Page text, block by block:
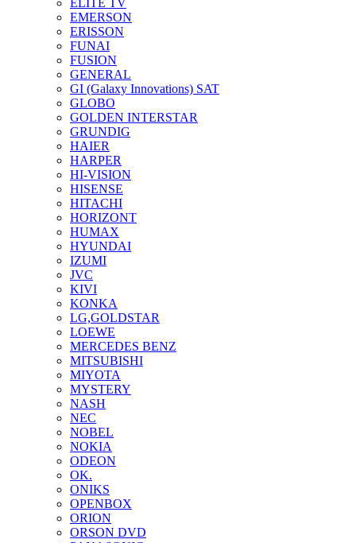
ELITE TV
EMERSON
ERISSON
FUNAI
FUSION
GENERAL
GI (Galaxy Innovations) SAT
GLOBO
GOLDEN INTERSTAR
GRUNDIG
HAIER
HARPER
HI-VISION
HISENSE
HITACHI
HORIZONT
HUMAX
HYUNDAI
IZUMI
JVC
KIVI
KONKA
LG,GOLDSTAR
LOEWE
MERCEDES BENZ
MITSUBISHI
MIYOTA
MYSTERY
NASH
NEC
NOBEL
NOKIA
ODEON
OK.
ONIKS
OPENBOX
ORION
ORSON DVD